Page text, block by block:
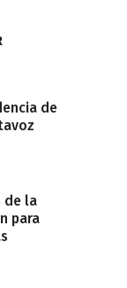
de
de la
para